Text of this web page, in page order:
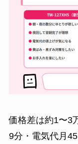
価格差は約1〜3
9分・電気代月